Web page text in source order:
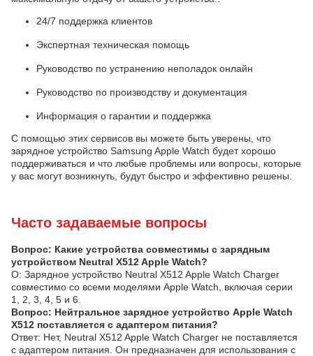
24/7 поддержка клиентов
Экспертная техническая помощь
Руководство по устранению неполадок онлайн
Руководство по производству и документация
Информация о гарантии и поддержка
С помощью этих сервисов вы можете быть уверены, что
зарядное устройство Samsung Apple Watch будет хорошо
поддерживаться и что любые проблемы или вопросы, которые
у вас могут возникнуть, будут быстро и эффективно решены.
Часто задаваемые вопросы
Вопрос: Какие устройства совместимы с зарядным
устройством Neutral X512 Apple Watch?
О: Зарядное устройство Neutral X512 Apple Watch Charger
совместимо со всеми моделями Apple Watch, включая серии
1, 2, 3, 4, 5 и 6.
Вопрос: Нейтральное зарядное устройство Apple Watch
X512 поставляется с адаптером питания?
Ответ: Нет, Neutral X512 Apple Watch Charger не поставляется
с адаптером питания. Он предназначен для использования с